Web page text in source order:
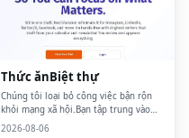
Thức ănBiệt thự
Chúng tôi loại bỏ công việc bận rộn
khỏi mạng xã hội.Bạn tập trung vào
những gì quan trọng.
2026-08-06